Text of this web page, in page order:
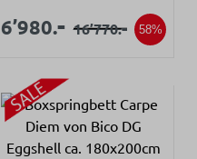
Verkaufspreis:
Verkaufspreis:
6’980.- Regulärer Preis:
16’770.- 58%